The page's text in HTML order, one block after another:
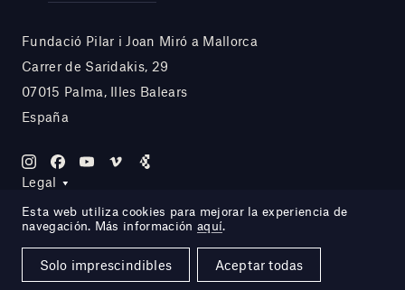
Fundació Pilar i Joan Miró a Mallorca
Carrer de Saridakis, 29
07015 Palma, Illes Balears
España
Legal
Site by DOMO—A
Esta web utiliza cookies para mejorar la experiencia de
navegación. Más información aquí.
Solo imprescindibles Aceptar todas